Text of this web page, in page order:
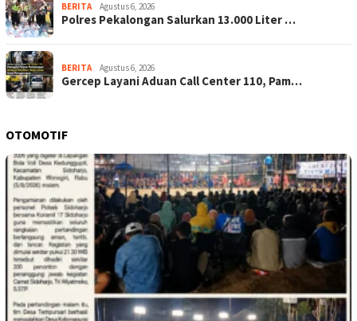
BERITA Agustus 6, 2026
Polres Pekalongan Salurkan 13.000 Liter …
BERITA Agustus 6, 2026
Gercep Layani Aduan Call Center 110, Pam…
OTOMOTIF